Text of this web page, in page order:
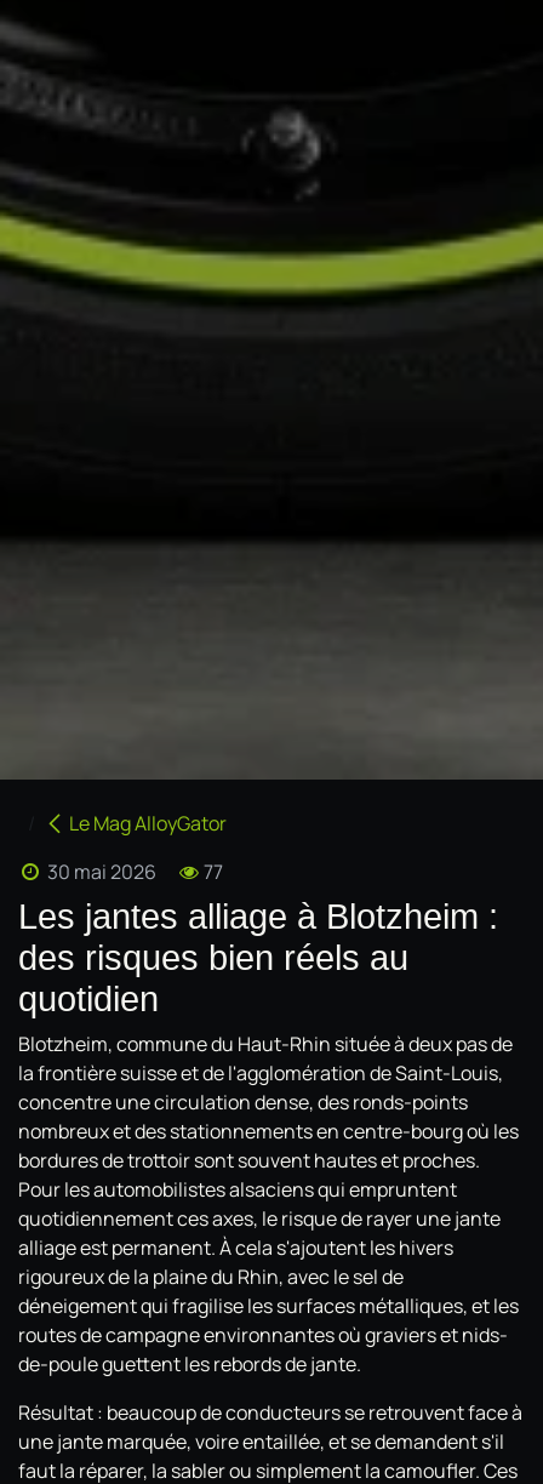
Le Mag AlloyGator
30 mai 2026
77
Les jantes alliage à Blotzheim :
des risques bien réels au
quotidien
Blotzheim, commune du Haut-Rhin située à deux pas de
la frontière suisse et de l'agglomération de Saint-Louis,
concentre une circulation dense, des ronds-points
nombreux et des stationnements en centre-bourg où les
bordures de trottoir sont souvent hautes et proches.
Pour les automobilistes alsaciens qui empruntent
quotidiennement ces axes, le risque de rayer une jante
alliage est permanent. À cela s'ajoutent les hivers
rigoureux de la plaine du Rhin, avec le sel de
déneigement qui fragilise les surfaces métalliques, et les
routes de campagne environnantes où graviers et nids-
de-poule guettent les rebords de jante.
Résultat : beaucoup de conducteurs se retrouvent face à
une jante marquée, voire entaillée, et se demandent s'il
faut la réparer, la sabler ou simplement la camoufler. Ces